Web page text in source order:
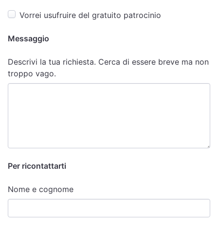
Vorrei usufruire del gratuito patrocinio
Messaggio
Descrivi la tua richiesta. Cerca di essere breve ma non
troppo vago.
Per ricontattarti
Nome e cognome